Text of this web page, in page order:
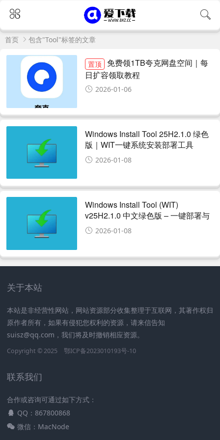
首页 包含"Tool"标签的文章
置顶
免费领1TB夸克网盘空间｜每
日扩容领取教程
2026-01-06
Windows Install Tool 25H2.1.0 绿色
版｜WIT一键系统安装部署工具
2026-01-08
Windows Install Tool (WIT)
v25H2.1.0 中文绿色版 – 一键部署与
安装 Windows 系统工具
2026-01-08
关于本站
本站是非经营性网站，网站资源部分收集整理于互联网，其著作权归
原作者所有，如果有侵犯您权利的资源，请来信告知
suisz@qq.com，我们将及时撤销相应资源。
Copyright © 2025 鄂ICP备2023010193号-10
联系我们
合作或咨询可通过如下方式：
QQ：867800868
微信：MacNode